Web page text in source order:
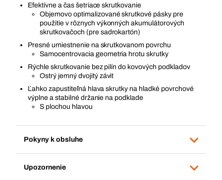
Efektívne a čas šetriace skrutkovanie
Objemovo optimalizované skrutkové pásky pre
použitie v rôznych výkonných akumulátorových
skrutkovačoch (pre sadrokartón)
Presné umiestnenie na skrutkovanom povrchu
Samocentrovacia geometria hrotu skrutky
Rýchle skrutkovanie bez pilín do kovových podkladov
Ostrý jemný dvojitý závit
Ľahko zapustiteľná hlava skrutky na hladké povrchové
výplne a stabilné držanie na podklade
S plochou hlavou
Pokyny k obsluhe
Upozornenie